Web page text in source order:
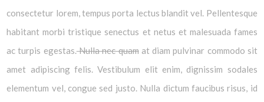
consectetur lorem, tempus porta lectus blandit vel. Pellentesque
habitant morbi tristique senectus et netus et malesuada fames
ac turpis egestas.Nulla nec quamat diam pulvinar commodo sit
amet adipiscing felis. Vestibulum elit enim, dignissim sodales
elementum vel, congue sed justo. Nulla dictum faucibus risus, id